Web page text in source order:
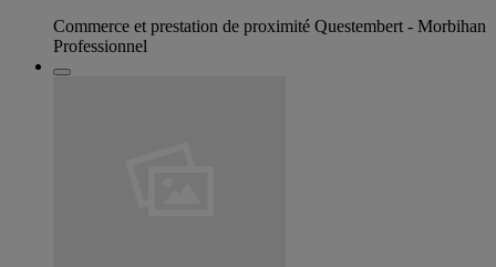
Commerce et prestation de proximité Questembert - Morbihan
Professionnel